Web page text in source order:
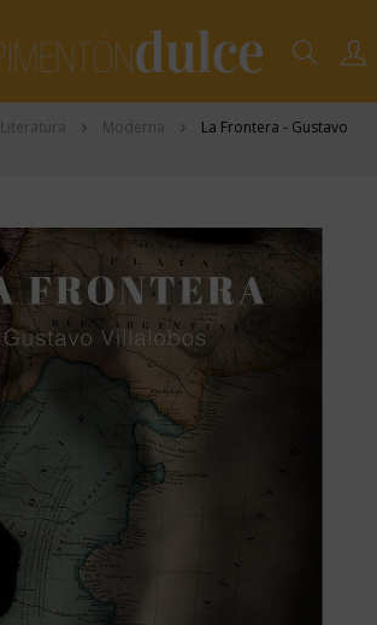
Literatura Moderna
La Frontera - Gustavo